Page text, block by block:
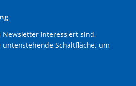
Newsletter interessiert sind,
Schaltfläche, um